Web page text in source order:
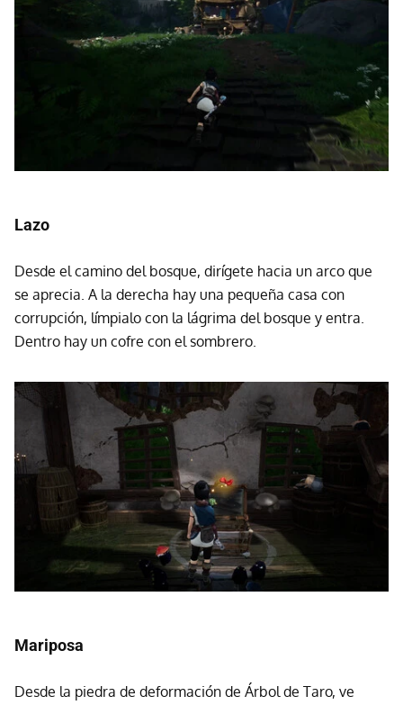
Lazo
Desde el camino del bosque, dirígete hacia un arco que
se aprecia. A la derecha hay una pequeña casa con
corrupción, límpialo con la lágrima del bosque y entra.
Dentro hay un cofre con el sombrero.
Mariposa
Desde la piedra de deformación de Árbol de Taro, ve